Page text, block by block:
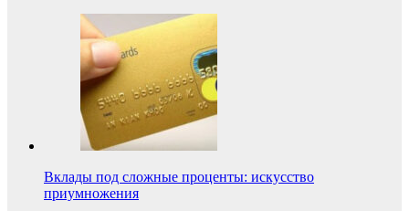
Вклады под сложные проценты: искусство
приумножения